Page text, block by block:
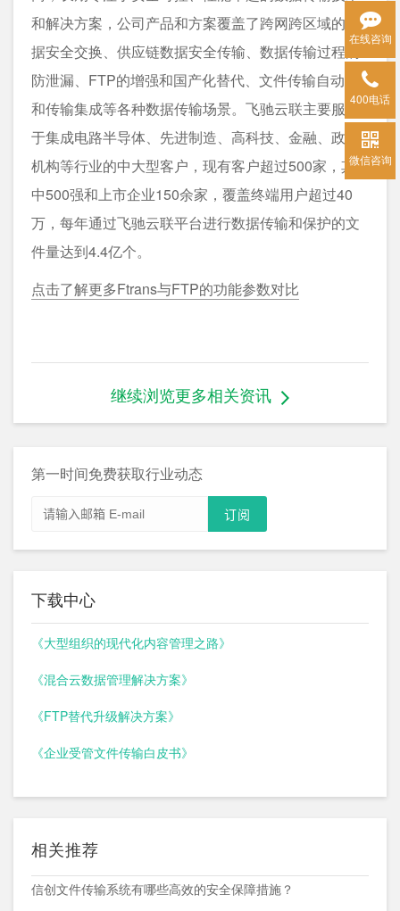
和解决方案，公司产品和方案覆盖了跨网跨区域的数
据安全交换、供应链数据安全传输、数据传输过程的
防泄漏、FTP的增强和国产化替代、文件传输自动化
和传输集成等各种数据传输场景。飞驰云联主要服务
于集成电路半导体、先进制造、高科技、金融、政府
机构等行业的中大型客户，现有客户超过500家，其
中500强和上市企业150余家，覆盖终端用户超过40
万，每年通过飞驰云联平台进行数据传输和保护的文
件量达到4.4亿个。
点击了解更多Ftrans与FTP的功能参数对比
继续浏览更多相关资讯
第一时间免费获取行业动态
下载中心
《大型组织的现代化内容管理之路》
《混合云数据管理解决方案》
《FTP替代升级解决方案》
《企业受管文件传输白皮书》
相关推荐
信创文件传输系统有哪些高效的安全保障措施？
在线咨询
400电话
微信咨询